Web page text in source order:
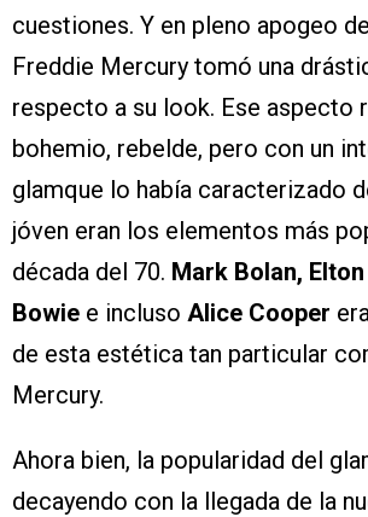
cuestiones. Y en pleno apogeo
Freddie Mercury tomó una
respecto a su look. Ese aspecto
bohemio, rebelde, pero con un
glamque lo había caracterizado
jóven eran los elementos más
década del 70. Mark Bolan,
Bowie e incluso Alice Cooper
de esta estética tan particular
Mercury.
Ahora bien, la popularidad del
decayendo con la llegada de la